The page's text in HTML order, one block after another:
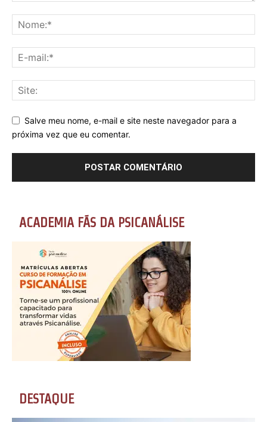
Salve meu nome, e-mail e site neste navegador para a
próxima vez que eu comentar.
ACADEMIA FÃS DA PSICANÁLISE
DESTAQUE